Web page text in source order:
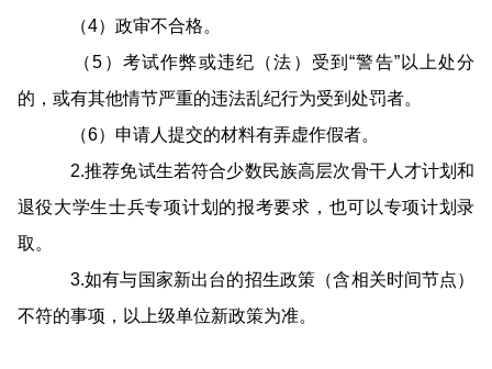
（4）政审不合格。
（5）考试作弊或违纪（法）受到“警告”以上处分
的，或有其他情节严重的违法乱纪行为受到处罚者。
（6）申请人提交的材料有弄虚作假者。
2.推荐免试生若符合少数民族高层次骨干人才计划和
退役大学生士兵专项计划的报考要求，也可以专项计划录
取。
3.如有与国家新出台的招生政策（含相关时间节点）
不符的事项，以上级单位新政策为准。